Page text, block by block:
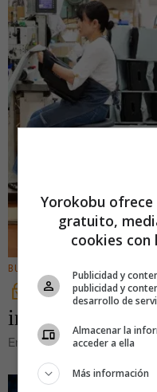
BUSINESS
Randoseru,
infancia
En España, es raro ver a
Yorokobu ofrece
gratuito,
cookies con
Publicidad y
publicidad y
desarrollo de
Almacenar la
acceder a ella
Más información